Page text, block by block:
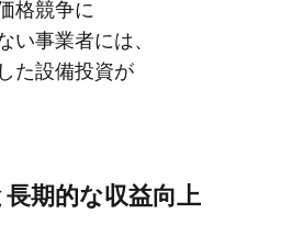
格競争に​
い​事業者には、​
た​設備投資が​
期的な​収益向上